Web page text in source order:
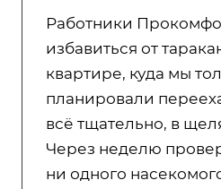
Работники
избавиться от
квартире, куда мы
планировали
всё тщательно, в
Через неделю
ни одного